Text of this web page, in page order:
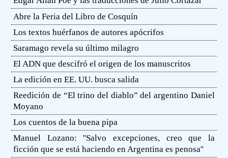
Abre la Feria del Libro de Cosquín
Los textos huérfanos de autores apócrifos
Saramago revela su último milagro
El ADN que descifró el origen de los manuscritos
La edición en EE. UU. busca salida
Reedición de “El trino del diablo” del argentino Daniel
Moyano
Los cuentos de la buena pipa
Manuel Lozano: ''Salvo excepciones, creo que la
ficción que se está haciendo en Argentina es penosa''